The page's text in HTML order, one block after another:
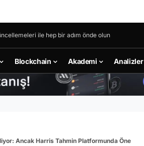
ile hep bir adım önde olun
Blockchain Akademi Analizler
Ancak Harris Tahmin Platformunda Öne